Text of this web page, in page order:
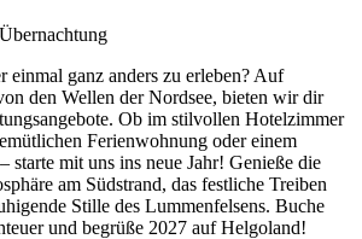
einmal ganz anders zu erleben? Auf
den Wellen der Nordsee, bieten wir dir
Ob im stilvollen Hotelzimmer
Ferienwohnung oder einem
starte mit uns ins neue Jahr! Genieße die
am Südstrand, das festliche Treiben
Stille des Lummenfelsens. Buche
und begrüße 2027 auf Helgoland!